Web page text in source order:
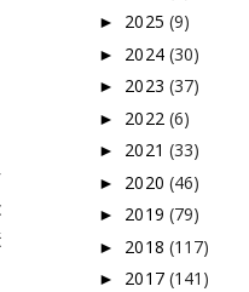
► 2025 (9)
► 2024 (30)
► 2023 (37)
► 2022 (6)
► 2021 (33)
► 2020 (46)
► 2019 (79)
► 2018 (117)
► 2017 (141)